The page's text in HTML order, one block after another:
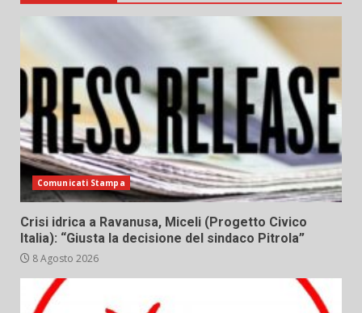
Comunicati Stampa
Crisi idrica a Ravanusa, Miceli (Progetto Civico
Italia): “Giusta la decisione del sindaco Pitrola”
8 Agosto 2026